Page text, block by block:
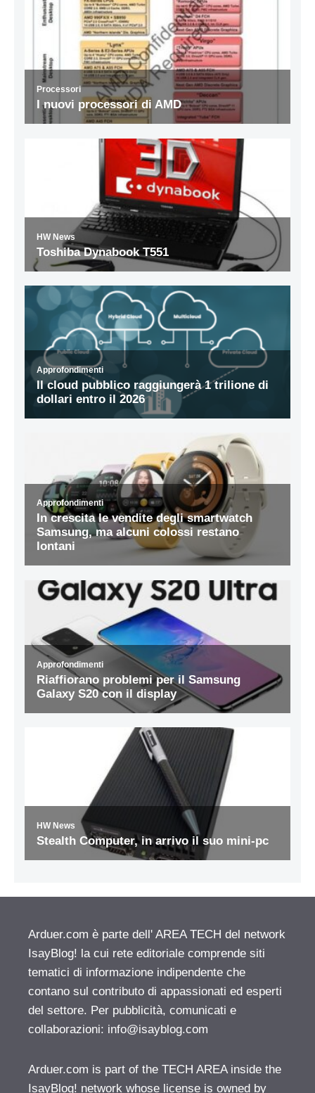
Arduer.com è parte dell' AREA TECH del network
IsayBlog! la cui rete editoriale comprende siti
tematici di informazione indipendente che
contano sul contributo di appassionati ed esperti
del settore. Per pubblicità, comunicati e
collaborazioni: info@isayblog.com
Arduer.com is part of the TECH AREA inside the
IsayBlog! network whose license is owned by